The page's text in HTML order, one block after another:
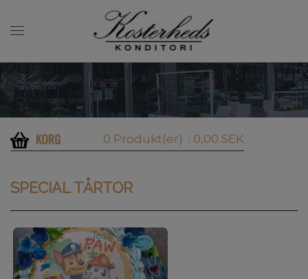
KORG 0 Produkt(er) : 0,00 SEK
SPECIAL TÅRTOR